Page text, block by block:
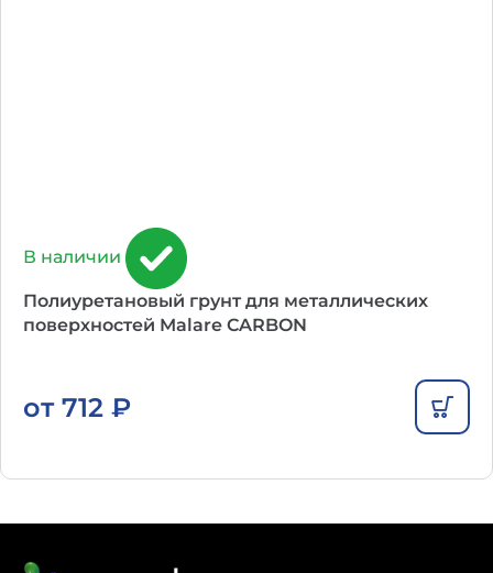
В наличии
Полиуретановый грунт для металлических
поверхностей Malare CARBON
от 712 ₽